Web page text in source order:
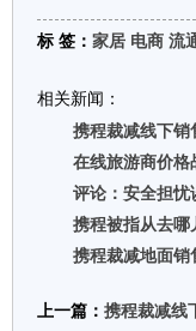
标 签： 家居 电商 流
相关新闻：
携程裁减线下销
在线旅游商价格
评论：安全担忧
携程被指从去哪
携程裁减地面销
上一篇： 携程裁减线